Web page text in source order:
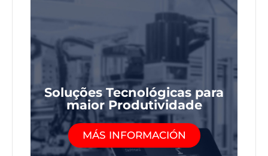
Soluções Tecnológicas para
maior Produtividade
MÁS INFORMACIÓN